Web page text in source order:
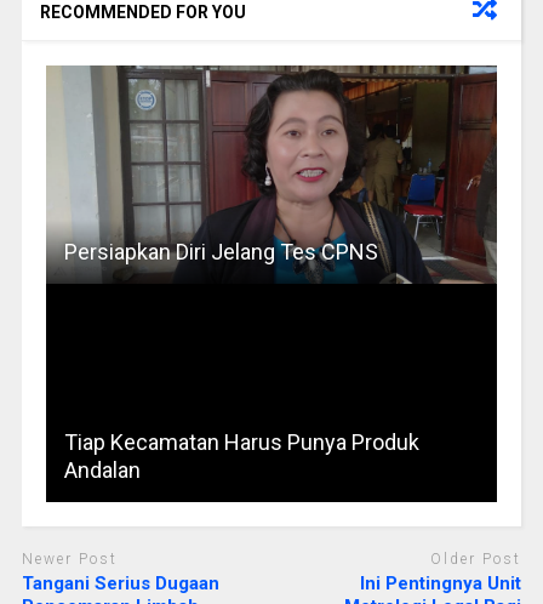
RECOMMENDED FOR YOU
Persiapkan Diri Jelang Tes CPNS
Tiap Kecamatan Harus Punya Produk
Andalan
Newer Post
Tangani Serius Dugaan
Older Post
Ini Pentingnya Unit